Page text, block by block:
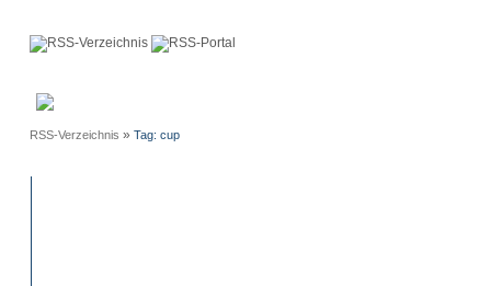
RSS-Verzeichnis » Tag: cup